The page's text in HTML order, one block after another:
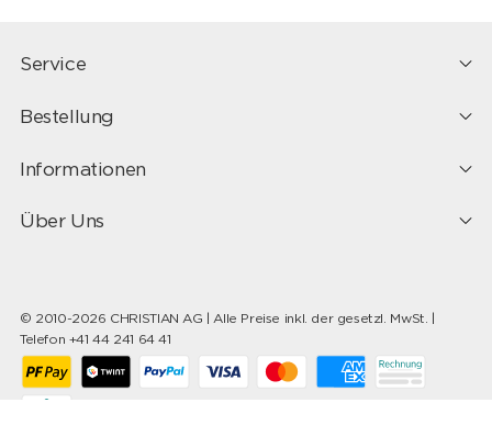
Service
Bestellung
Informationen
Über Uns
© 2010-2026 CHRISTIAN AG | Alle Preise inkl. der gesetzl. MwSt. |
Telefon +41 44 241 64 41